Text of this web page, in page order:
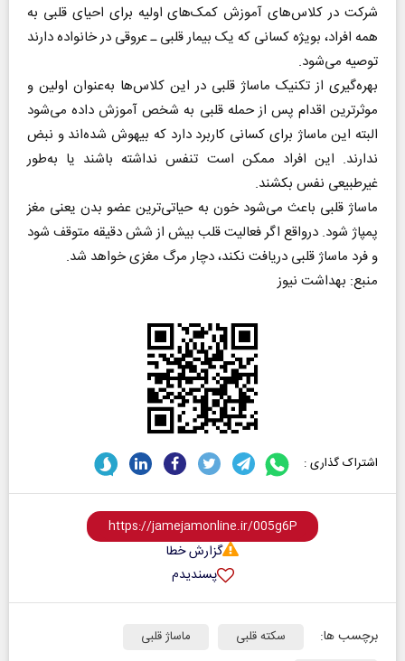
شرکت در کلاس‌های آموزش کمک‌های اولیه برای احیای قلبی به
همه افراد، بویژه کسانی که یک بیمار قلبی ـ عروقی در خانواده دارند
توصیه می‌شود‌.
بهره‌گیری از تکنیک ماساژ قلبی در این کلاس‌ها به‌عنوان اولین و
موثرترین اقدام پس از حمله قلبی به شخص آموزش داده می‌شود
البته این ماساژ برای کسانی کاربرد دارد که بیهوش شده‌اند و نبض
ندارند. این افراد ممکن است تنفس نداشته باشند یا به‌طور
غیرطبیعی نفس بکشند.
ماساژ قلبی باعث می‌شود خون به حیاتی‌ترین عضو بدن یعنی مغز
پمپاژ شود. درواقع اگر فعالیت قلب بیش از شش دقیقه متوقف شود
و فرد ماساژ قلبی دریافت نکند، دچار مرگ مغزی خواهد شد.
منبع: بهداشت نیوز
اشتراک گذاری :
گزارش خطا
پسندیدم
برچسب ها: سکته قلبی
ماساژ قلبی